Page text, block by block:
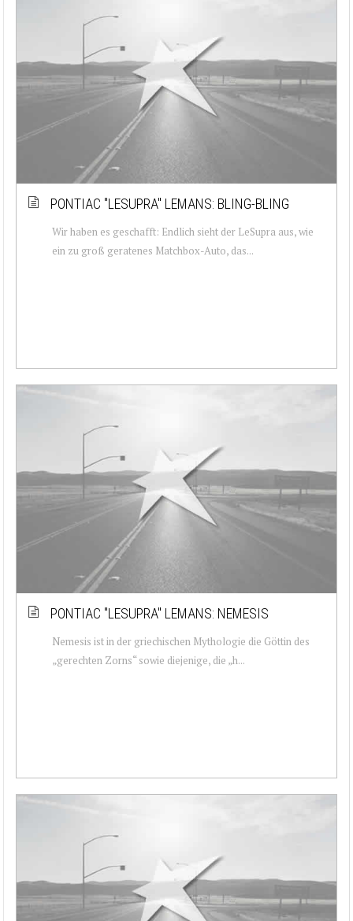
PONTIAC ''LESUPRA'' LEMANS: BLING-BLING
Wir haben es geschafft: Endlich sieht der LeSupra aus, wie
ein zu groß geratenes Matchbox-Auto, das...
PONTIAC ''LESUPRA'' LEMANS: NEMESIS
Nemesis ist in der griechischen Mythologie die Göttin des
„gerechten Zorns“ sowie diejenige, die „h...